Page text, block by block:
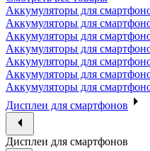
Аккумуляторы для
Аккумуляторы для
Аккумуляторы для
Аккумуляторы для
Аккумуляторы для
Аккумуляторы для
Аккумуляторы для
Дисплеи для смартфонов
Дисплеи для смартфонов